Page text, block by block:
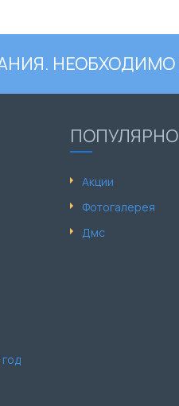
Акции
Фотогалерея
Дмс